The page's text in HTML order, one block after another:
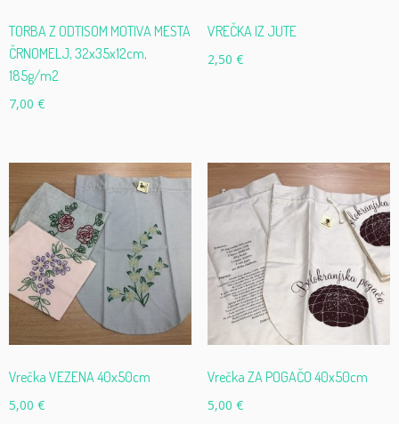
TORBA Z ODTISOM MOTIVA MESTA
ČRNOMELJ, 32x35x12cm,
185g/m2
7,00 €
VREČKA IZ JUTE
2,50 €
Vrečka VEZENA 40x50cm
5,00 €
Vrečka ZA POGAČO 40x50cm
5,00 €